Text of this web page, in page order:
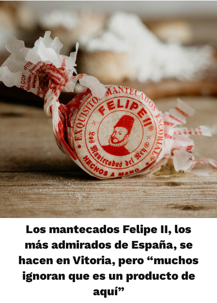
Los mantecados Felipe II, los
más admirados de España, se
hacen en Vitoria, pero “muchos
ignoran que es un producto de
aquí”